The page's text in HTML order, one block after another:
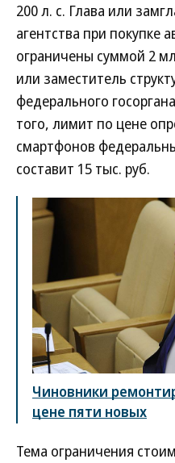
200 л. с. Глава или
агентства при покупке
ограничены суммой 2
или заместитель
федерального
того, лимит по цене
смартфонов
составит 15 тыс. руб.
Чиновники
цене пяти новых
Тема ограничения